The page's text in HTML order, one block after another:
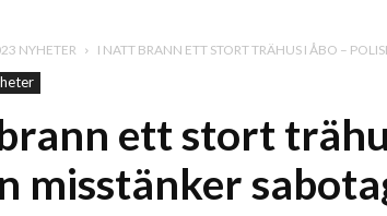
NYHETER I NATT BRANN ETT STORT TRÄHUS I ÅBO –
ett stort
misstänker